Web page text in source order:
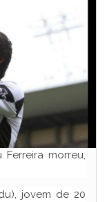
morreu,
jovem de 20